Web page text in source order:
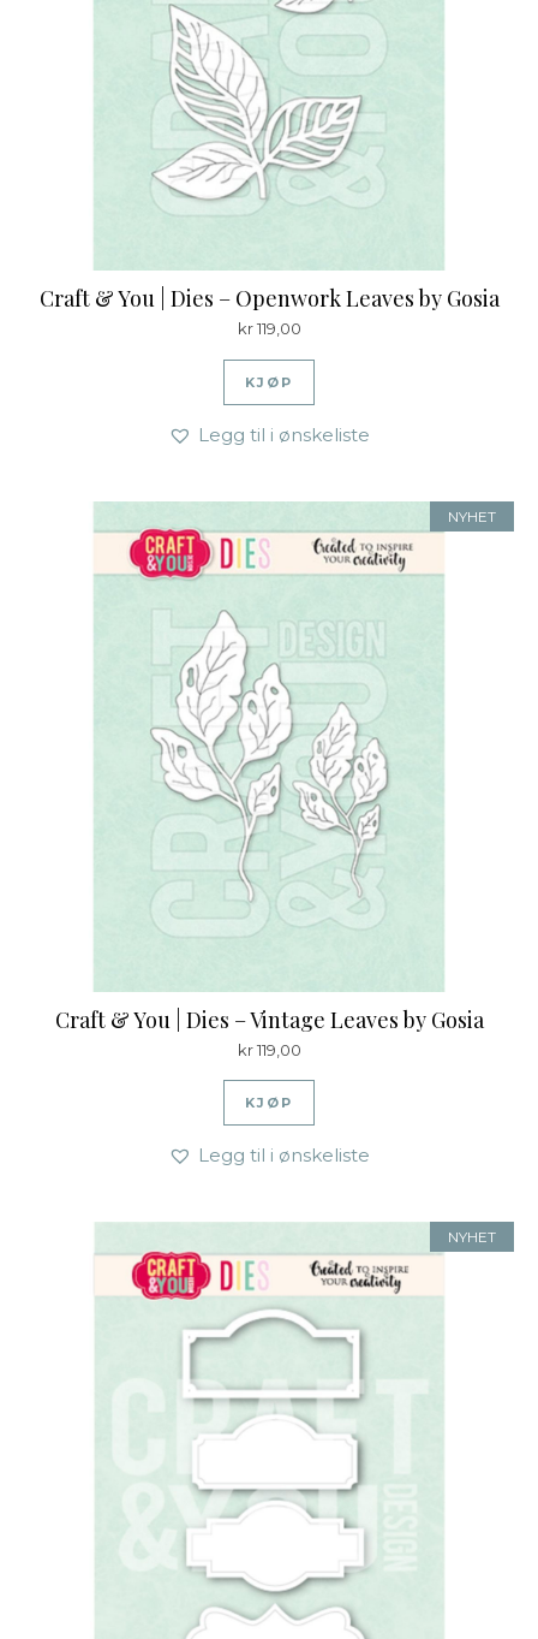
Craft & You | Dies – Openwork Leaves by Gosia
kr119,00
KJØP
Legg til i ønskeliste
NYHET
Craft & You | Dies – Vintage Leaves by Gosia
kr119,00
KJØP
Legg til i ønskeliste
NYHET